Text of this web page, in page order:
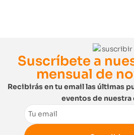
Suscríbete a
mensual de
Recibirás en tu email las últimas
eventos de
Email